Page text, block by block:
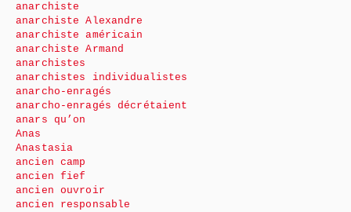
anarchiste
anarchiste Alexandre
anarchiste américain
anarchiste Armand
anarchistes
anarchistes individualistes
anarcho-enragés
anarcho-enragés décrétaient
anars qu’on
Anas
Anastasia
ancien camp
ancien fief
ancien ouvroir
ancien responsable